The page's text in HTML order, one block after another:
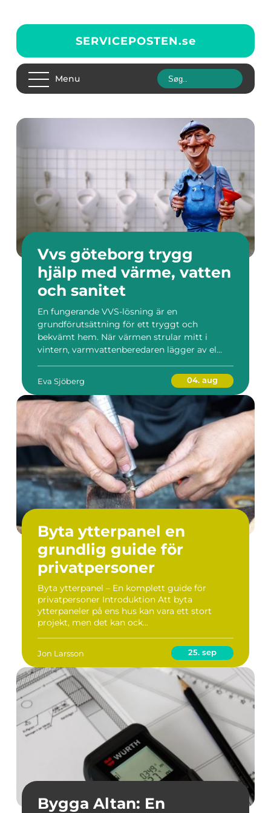
SERVICEPOSTEN.se
Menu
Vvs göteborg trygg
hjälp med värme, vatten
och sanitet
En fungerande VVS-lösning är en
grundförutsättning för ett tryggt och
bekvämt hem. När värmen strular mitt i
vintern, varmvattenberedaren lägger av el...
Eva Sjöberg 04. aug
Byta ytterpanel en
grundlig guide för
privatpersoner
Byta ytterpanel – En komplett guide för
privatpersoner Introduktion Att byta
ytterpaneler på ens hus kan vara ett stort
projekt, men det kan ock...
Jon Larsson 25. sep
Bygga Altan: En